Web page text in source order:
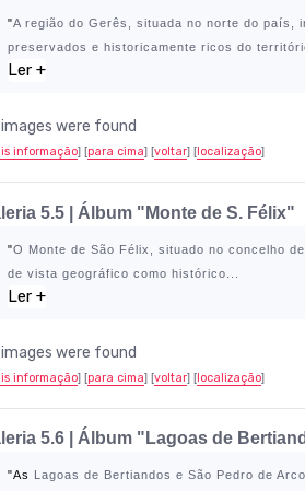
"A região do Gerês , situada no norte do país,
preservados e historicamente ricos do
Ler +
were found
informação] [para cima] [voltar] [localização]
5.5 | Álbum "Monte de S. Félix"
"O Monte de São Félix , situado no concelho de
de vista geográfico como histórico...
Ler +
were found
informação] [para cima] [voltar] [localização]
5.6 | Álbum "Lagoas de
"As Lagoas de Bertiandos e São Pedro de